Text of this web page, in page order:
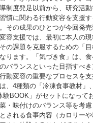
制度発足以前から、研究活
慣に関わる行動変容を支援
その成果のひとつが今回発
容支援では、最初に本人の
その課題を克服するための「
ります。「気づき食」は、
バランスといった目指すべ
動変容の重要なプロセスを支
、4種類の「冷凍食事教材」
験BOOK」がセットになって
・味付けのバランス等を考
される食事内容（カロリーや